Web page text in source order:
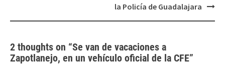
la Policía de Guadalajara
2 thoughts on “Se van de vacaciones a
Zapotlanejo, en un vehículo oficial de la CFE”